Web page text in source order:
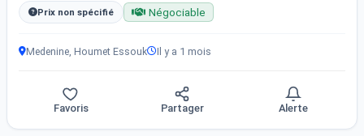
Prix non spécifié Négociable
Medenine, Houmet Essouk Il y a 1 mois
Favoris Partager Alerte